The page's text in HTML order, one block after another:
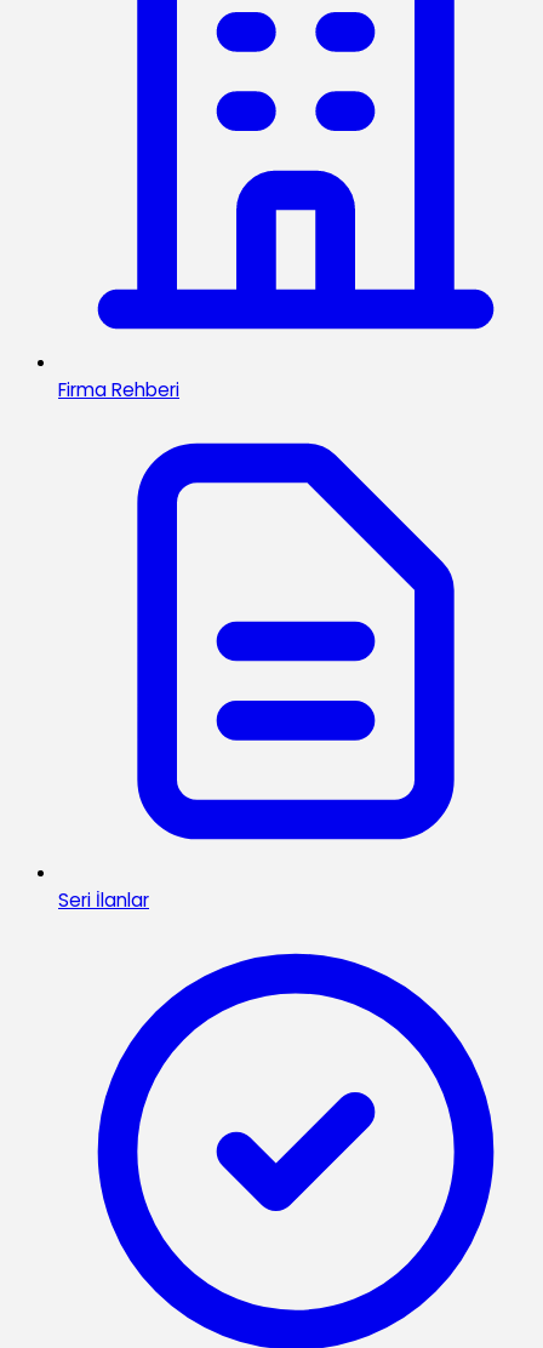
Firma Rehberi
Seri İlanlar